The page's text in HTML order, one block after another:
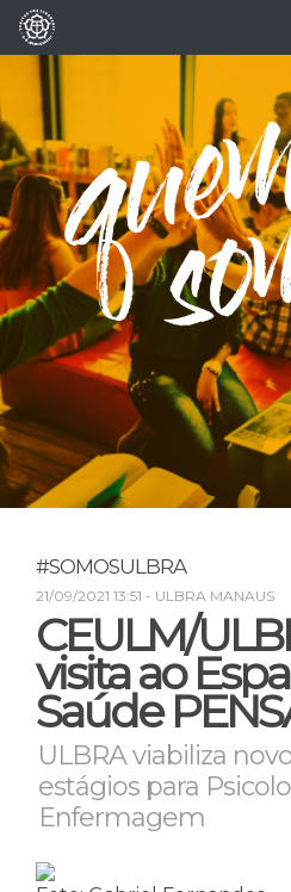
#SOMOSULBRA
21/09/2021 13:51 - ULBRA MANAUS
CEULM/
visita ao
Saúde
ULBRA viabiliza
estágios para
Enfermagem